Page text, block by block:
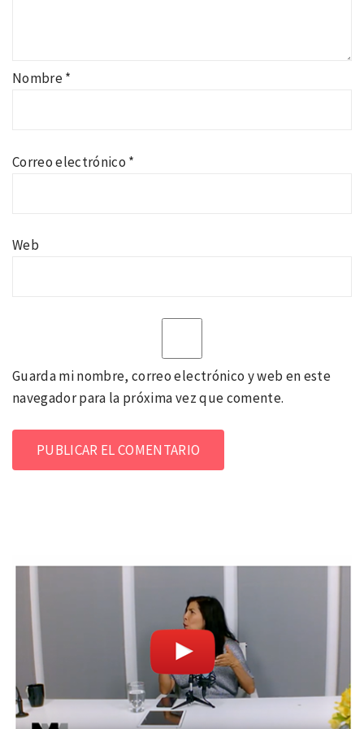
Nombre*
Correo electrónico *
Web
Guarda mi nombre, correo electrónico y web en este
navegador para la próxima vez que comente.